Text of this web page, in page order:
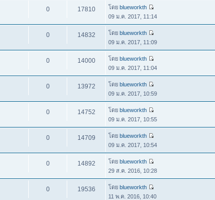
0 17810 โดยblueworkth
09 ม.ค. 2017, 11:14
0 14832 โดยblueworkth
09 ม.ค. 2017, 11:09
0 14000 โดยblueworkth
09 ม.ค. 2017, 11:04
0 13972 โดยblueworkth
09 ม.ค. 2017, 10:59
0 14752 โดยblueworkth
09 ม.ค. 2017, 10:55
0 14709 โดยblueworkth
09 ม.ค. 2017, 10:54
0 14892 โดยblueworkth
29 ส.ค. 2016, 10:28
0 19536 โดยblueworkth
11 พ.ค. 2016, 10:40